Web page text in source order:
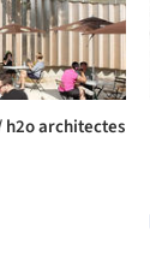
h2o architectes